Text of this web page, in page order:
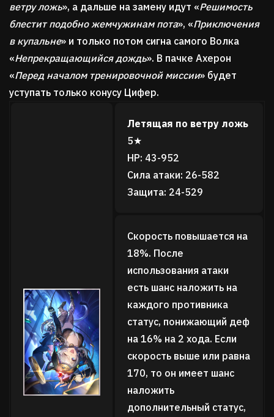
ветру ложь», а дальше на замену идут «Решимость
блестит подобно жемчужинам пота», «Приключения
в купальне» и только потом сигна самого Волка
«Непрекращающийся дождь». В пачке Ахерон
«Перед началом тренировочной миссии» будет
уступать только конусу Цифер.
Летящая по ветру ложь
5★
HP: 43-952
Сила атаки: 26-582
Защита: 24-529
Скорость повышается на
18%. После
использования атаки
есть шанс наложить на
каждого противника
статус, понижающий деф
на 16% на 2 хода. Если
скорость выше или равна
170, то он имеет шанс
наложить
дополнительный статус,